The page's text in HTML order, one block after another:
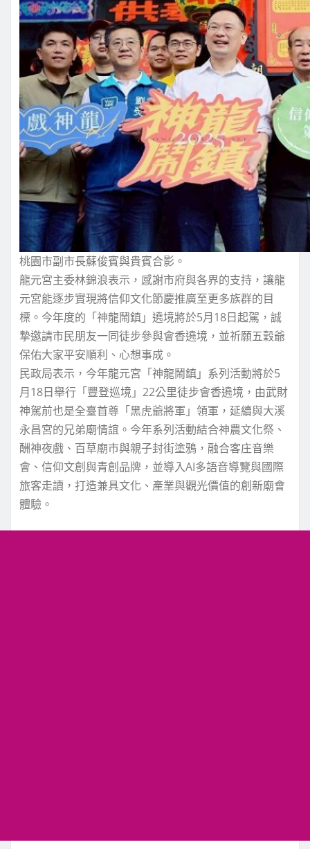
桃園市副市長蘇俊賓與貴賓合影。
龍元宮主委林錦浪表示，感謝市府與各界的支持，讓龍
元宮能逐步實現將信仰文化節慶推廣至更多族群的目
標。今年度的「神龍鬧鎮」遶境將於5月18日起駕，誠
摯邀請市民朋友一同徒步參與會香遶境，並祈願五穀爺
保佑大家平安順利、心想事成。
民政局表示，今年龍元宮「神龍鬧鎮」系列活動將於5
月18日舉行「豐登巡境」22公里徒步會香遶境，由武財
神駕前也是全臺首尊「黑虎爺將軍」領軍，延續與大溪
永昌宮的兄弟廟情誼。今年系列活動結合神農文化祭、
酬神夜戲、百草廟市與親子封街塗鴉，融合客庄音樂
會、信仰文創與青創品牌，並導入AI多語音導覽與國際
旅客走讀，打造兼具文化、產業與觀光價值的創新廟會
體驗。